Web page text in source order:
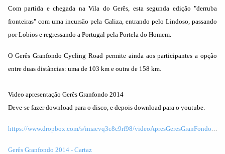
Com partida e chegada na Vila do Gerês, esta segunda edição "derruba
fronteiras" com uma incursão pela Galiza, entrando pelo Lindoso, passando
por Lobios e regressando a Portugal pela Portela do Homem.
O Gerês Granfondo Cycling Road permite ainda aos participantes a opção
entre duas distâncias: uma de 103 km e outra de 158 km.
Video apresentação Gerês Granfondo 2014
Deve-se fazer download para o disco, e depois download para o youtube.
h
ttps://www.dropbox.com/s/imaevq3c8c9rf98/videoApresGeresGranFondo_2014_v02.mp4
Gerês Granfondo 2014 - Cartaz